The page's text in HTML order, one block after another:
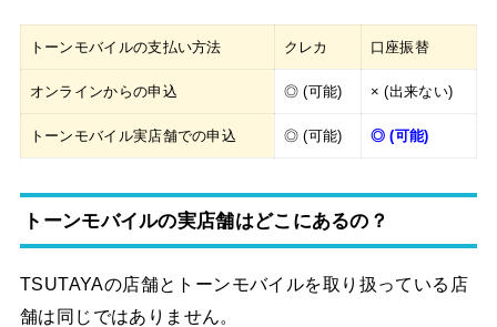
トーンモバイルの支払い方法 クレカ 口座振替
オンラインからの申込 ◎ (可能) × (出来ない)
トーンモバイル実店舗での申込 ◎ (可能) ◎ (可能)
トーンモバイルの実店舗はどこにあるの？
TSUTAYAの店舗とトーンモバイルを取り扱っている店
舗は同じではありません。